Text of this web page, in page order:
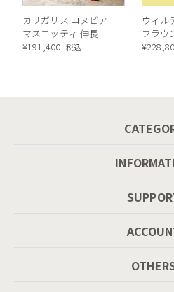
ハンドペイントで着色しておりま
カリガリス コヌビア
マスコッティ 伸長・
昇降式テーブル ／
¥191,400 税込
ウィル
フラウ
ラ塗装
¥